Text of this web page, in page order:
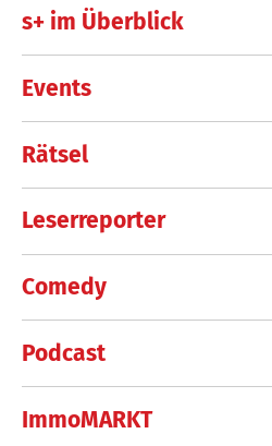
s+ im Überblick
Events
Rätsel
Leserreporter
Comedy
Podcast
ImmoMARKT